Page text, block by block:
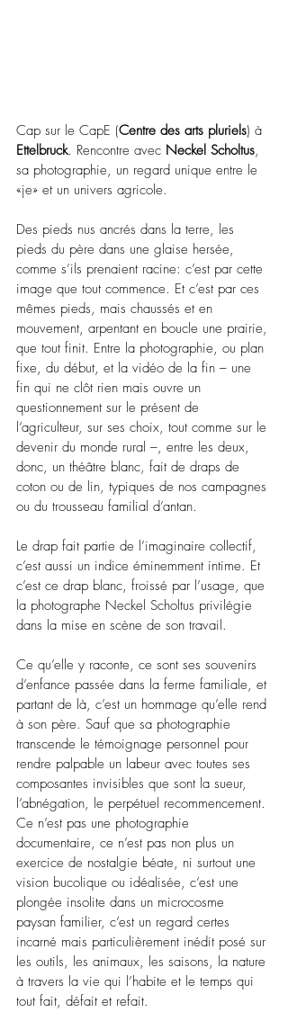
Cap sur le CapE (Centre des arts pluriels) à
Ettelbruck. Rencontre avec Neckel Scholtus,
sa photographie, un regard unique entre le
«je» et un univers agricole.
Des pieds nus ancrés dans la terre, les
pieds du père dans une glaise hersée,
comme s’ils prenaient racine: c’est par cette
image que tout commence. Et c’est par ces
mêmes pieds, mais chaussés et en
mouvement, arpentant en boucle une prairie,
que tout finit. Entre la photographie, ou plan
fixe, du début, et la vidéo de la fin – une
fin qui ne clôt rien mais ouvre un
questionnement sur le présent de
l’agriculteur, sur ses choix, tout comme sur le
devenir du monde rural –, entre les deux,
donc, un théâtre blanc, fait de draps de
coton ou de lin, typiques de nos campagnes
ou du trousseau familial d’antan.
Le drap fait partie de l’imaginaire collectif,
c’est aussi un indice éminemment intime. Et
c’est ce drap blanc, froissé par l’usage, que
la photographe Neckel Scholtus privilégie
dans la mise en scène de son travail.
Ce qu’elle y raconte, ce sont ses souvenirs
d’enfance passée dans la ferme familiale, et
partant de là, c’est un hommage qu’elle rend
à son père. Sauf que sa photographie
transcende le témoignage personnel pour
rendre palpable un labeur avec toutes ses
composantes invisibles que sont la sueur,
l’abnégation, le perpétuel recommencement.
Ce n’est pas une photographie
documentaire, ce n’est pas non plus un
exercice de nostalgie béate, ni surtout une
vision bucolique ou idéalisée, c’est une
plongée insolite dans un microcosme
paysan familier, c’est un regard certes
incarné mais particulièrement inédit posé sur
les outils, les animaux, les saisons, la nature
à travers la vie qui l’habite et le temps qui
tout fait, défait et refait.